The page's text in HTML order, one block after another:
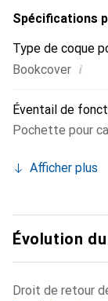
Spécifications
Type de coque
Bookcover i
Éventail de
Pochette pour
Afficher plus
Évolution
Droit de retour